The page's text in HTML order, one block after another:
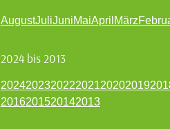
AugustJuliJuniMaiApril März
2024 bis 2013
202420232022202120202019
2016201520142013